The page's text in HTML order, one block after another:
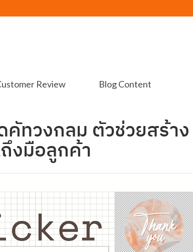
Review Blog Content
คัทวงกลม ตัวช่วยสร้าง
งมือลูกค้า